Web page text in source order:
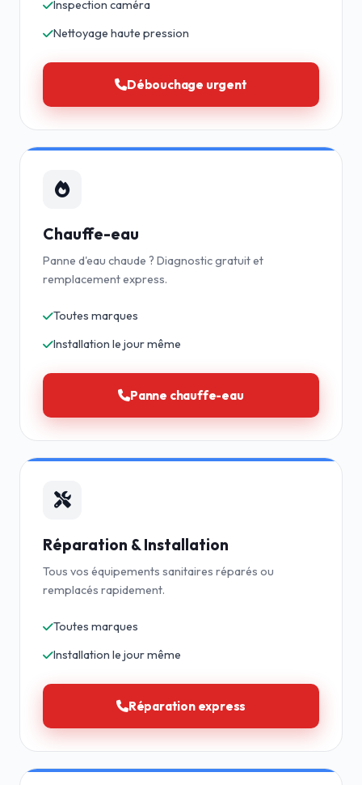
Inspection caméra
Nettoyage haute pression
Débouchage urgent
Chauffe-eau
Panne d'eau chaude ? Diagnostic gratuit et
remplacement express.
Toutes marques
Installation le jour même
Panne chauffe-eau
Réparation & Installation
Tous vos équipements sanitaires réparés ou
remplacés rapidement.
Toutes marques
Installation le jour même
Réparation express